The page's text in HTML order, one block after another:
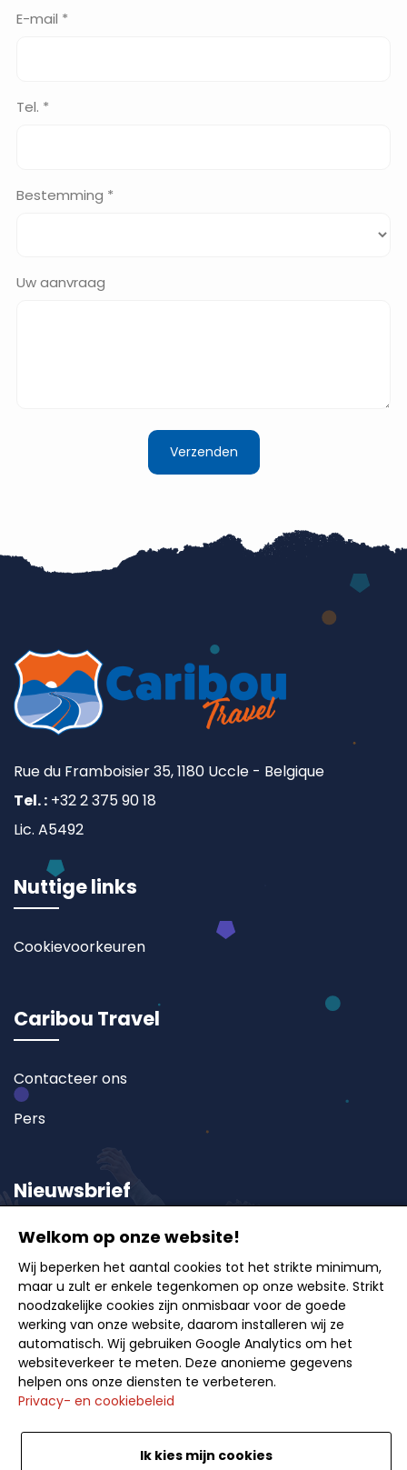
E-mail *
Tel. *
Bestemming *
Uw aanvraag
Rue du Framboisier 35, 1180 Uccle - Belgique
Tel. : +32 2 375 90 18
Lic. A5492
Nuttige links
Cookievoorkeuren
Caribou Travel
Contacteer ons
Pers
Nieuwsbrief
Schrijf u in op onze nieuwsbrief en ontvang als eerste
onze exclusieve aanbiedingen, reisideeën en tips
voor onvergetelijke uitstappen.
Inschrijven
Welkom op onze website!
Wij beperken het aantal cookies tot het strikte minimum,
maar u zult er enkele tegenkomen op onze website. Strikt
noodzakelijke cookies zijn onmisbaar voor de goede
werking van onze website, daarom installeren wij ze
automatisch. Wij gebruiken Google Analytics om het
websiteverkeer te meten. Deze anonieme gegevens
helpen ons onze diensten te verbeteren.
Privacy- en cookiebeleid
Ik kies mijn cookies